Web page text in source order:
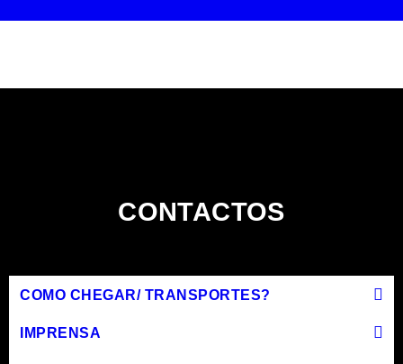
CONTACTOS
COMO CHEGAR/ TRANSPORTES?
IMPRENSA